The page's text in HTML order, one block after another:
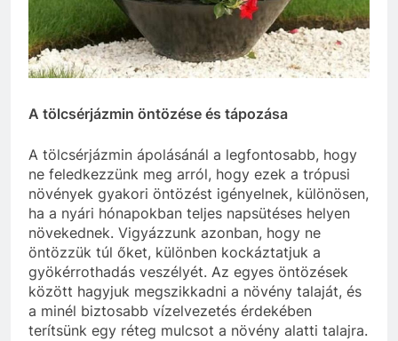
A tölcsérjázmin öntözése és tápozása
A tölcsérjázmin ápolásánál a legfontosabb, hogy
ne feledkezzünk meg arról, hogy ezek a trópusi
növények gyakori öntözést igényelnek, különösen,
ha a nyári hónapokban teljes napsütéses helyen
növekednek. Vigyázzunk azonban, hogy ne
öntözzük túl őket, különben kockáztatjuk a
gyökérrothadás veszélyét. Az egyes öntözések
között hagyjuk megszikkadni a növény talaját, és
a minél biztosabb vízelvezetés érdekében
terítsünk egy réteg mulcsot a növény alatti talajra.